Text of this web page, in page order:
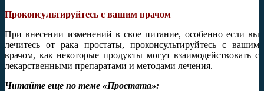
Проконсультируйтесь с вашим врачом
При внесении изменений в свое питание, особенно если вы
лечитесь от рака простаты, проконсультируйтесь с вашим
врачом, как некоторые продукты могут взаимодействовать с
лекарственными препаратами и методами лечения.
Читайте еще по теме «Простата»: